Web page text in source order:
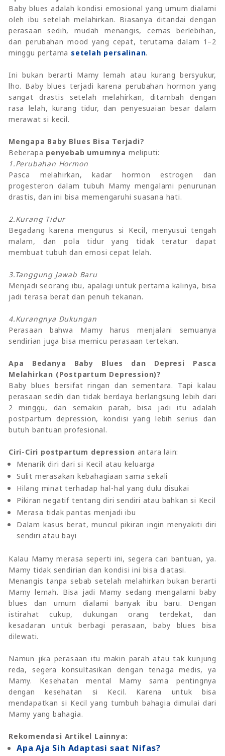
Baby blues adalah kondisi emosional yang umum dialami
oleh ibu setelah melahirkan. Biasanya ditandai dengan
perasaan sedih, mudah menangis, cemas berlebihan,
dan perubahan mood yang cepat, terutama dalam 1–2
minggu pertama setelah persalinan.
Ini bukan berarti Mamy lemah atau kurang bersyukur,
lho. Baby blues terjadi karena perubahan hormon yang
sangat drastis setelah melahirkan, ditambah dengan
rasa lelah, kurang tidur, dan penyesuaian besar dalam
merawat si kecil.
Mengapa Baby Blues Bisa Terjadi?
Beberapa penyebab umumnya meliputi:
1.Perubahan Hormon
Pasca melahirkan, kadar hormon estrogen dan
progesteron dalam tubuh Mamy mengalami penurunan
drastis, dan ini bisa memengaruhi suasana hati.
2.Kurang Tidur
Begadang karena mengurus si Kecil, menyusui tengah
malam, dan pola tidur yang tidak teratur dapat
membuat tubuh dan emosi cepat lelah.
3.Tanggung Jawab Baru
Menjadi seorang ibu, apalagi untuk pertama kalinya, bisa
jadi terasa berat dan penuh tekanan.
4.Kurangnya Dukungan
Perasaan bahwa Mamy harus menjalani semuanya
sendirian juga bisa memicu perasaan tertekan.
Apa Bedanya Baby Blues dan Depresi Pasca
Melahirkan (Postpartum Depression)?
Baby blues bersifat ringan dan sementara. Tapi kalau
perasaan sedih dan tidak berdaya berlangsung lebih dari
2 minggu, dan semakin parah, bisa jadi itu adalah
postpartum depression, kondisi yang lebih serius dan
butuh bantuan profesional.
Ciri-Ciri postpartum depression antara lain:
Menarik diri dari si Kecil atau keluarga
Sulit merasakan kebahagiaan sama sekali
Hilang minat terhadap hal-hal yang dulu disukai
Pikiran negatif tentang diri sendiri atau bahkan si Kecil
Merasa tidak pantas menjadi ibu
Dalam kasus berat, muncul pikiran ingin menyakiti diri
sendiri atau bayi
Kalau Mamy merasa seperti ini, segera cari bantuan, ya.
Mamy tidak sendirian dan kondisi ini bisa diatasi.
Menangis tanpa sebab setelah melahirkan bukan berarti
Mamy lemah. Bisa jadi Mamy sedang mengalami baby
blues dan umum dialami banyak ibu baru. Dengan
istirahat cukup, dukungan orang terdekat, dan
kesadaran untuk berbagi perasaan, baby blues bisa
dilewati.
Namun jika perasaan itu makin parah atau tak kunjung
reda, segera konsultasikan dengan tenaga medis, ya
Mamy. Kesehatan mental Mamy sama pentingnya
dengan kesehatan si Kecil. Karena untuk bisa
mendapatkan si Kecil yang tumbuh bahagia dimulai dari
Mamy yang bahagia.
Rekomendasi Artikel Lainnya:
Apa Aja Sih Adaptasi saat Nifas?